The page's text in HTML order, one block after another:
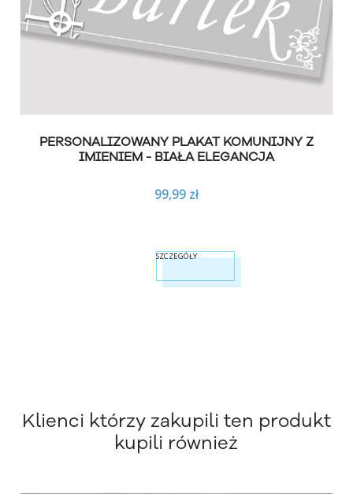
PERSONALIZOWANY PLAKAT KOMUNIJNY Z
IMIENIEM - BIAŁA ELEGANCJA
99,99 zł
SZCZEGÓŁY
Klienci którzy zakupili ten produkt
kupili również